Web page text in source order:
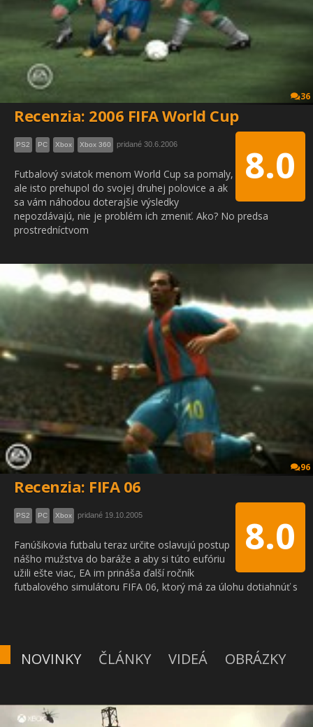
36
Recenzia: 2006 FIFA World Cup
8.0
PS2 PC Xbox Xbox 360 pridané 30.6.2006
Futbalový sviatok menom World Cup sa pomaly,
ale isto prehupol do svojej druhej polovice a ak
sa vám náhodou doterajšie výsledky
nepozdávajú, nie je problém ich zmeniť. Ako? No predsa
prostredníctvom
96
Recenzia: FIFA 06
8.0
PS2 PC Xbox pridané 19.10.2005
Fanúšikovia futbalu teraz určite oslavujú postup
nášho mužstva do baráže a aby si túto eufóriu
užili ešte viac, EA im prináša ďalší ročník
futbalového simulátoru FIFA 06, ktorý má za úlohu dotiahnúť s
NOVINKY ČLÁNKY VIDEÁ OBRÁZKY